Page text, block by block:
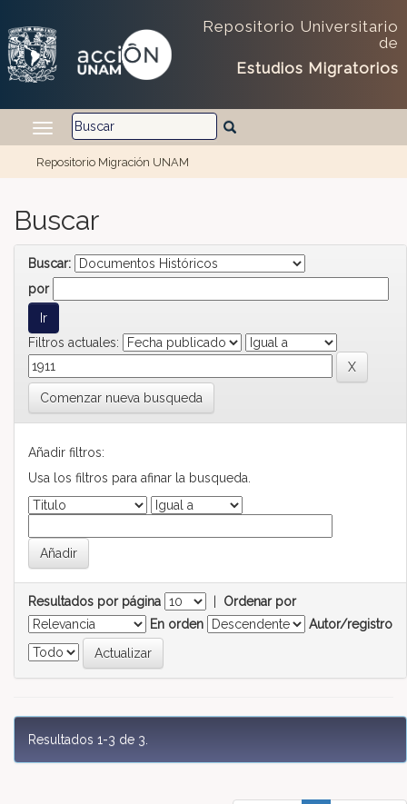
Repositorio Universitario
de
Estudios Migratorios
Repositorio Migración UNAM
Buscar
Buscar:
por
Filtros actuales:
Comenzar nueva busqueda
Añadir filtros:
Usa los filtros para afinar la busqueda.
Resultados por página
Ordenar por
En orden
Autor/registro
Resultados 1-3 de 3.